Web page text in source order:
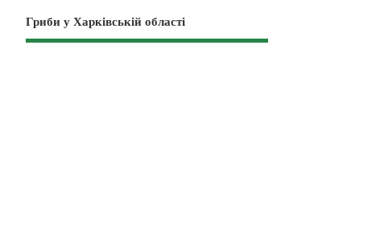
Гриби у Харківській області